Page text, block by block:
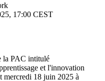
17:00 CEST
la PAC intitulé
et l'innovation
mercredi 18 juin 2025 à